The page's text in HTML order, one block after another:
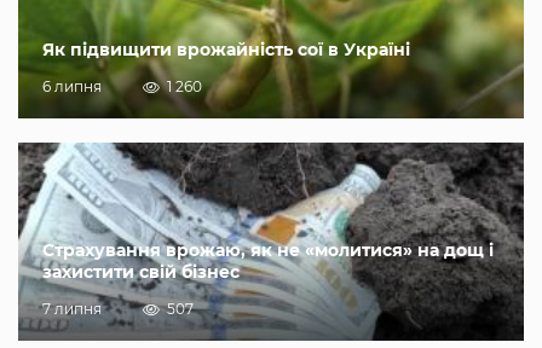
Як підвищити врожайність сої в Україні
6 липня 1 260
Страхування врожаю, як не «молитися» на дощ і
захистити свій бізнес
7 липня 507